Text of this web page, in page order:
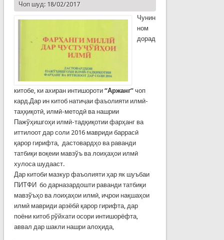
Чоп шуд: 18/02/2017
Чунин
ном
дорад
китобе, ки ахиран интишороти “Аржанг”чоп
кард.Дар ин китоб натиҷаи фаъолияти илмӣ-
таҳқиқотӣ, илмӣ-методӣ ва нашрии
Пажўҳишгоҳи илмӣ-тадқиқотии фарҳанг ва
иттилоот дар соли 2016 мавриди баррасӣ
қарор гирифта, дастовардҳо ва раванди
татбиқи воқеии мавзўъ ва лоиҳаҳои илмӣ
хулоса шудааст.
Дар китоби мазкур фаъолияти ҳар як шуъбаи
ПИТФИ бо дарназардошти раванди татбиқи
мавзўъҳо ва лоиҳаҳои илмӣ, иҷрои нақшаҳои
илмӣ мавриди арзёбӣ қарор гирифта, дар
поёни китоб рўйхати осори интишорёфта,
аввал дар шакли нашри алоҳида,